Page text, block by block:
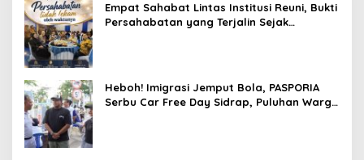
Empat Sahabat Lintas Institusi Reuni, Bukti
Persahabatan yang Terjalin Sejak
Heboh! Imigrasi Jemput Bola, PASPORIA
Serbu Car Free Day Sidrap, Puluhan Warga